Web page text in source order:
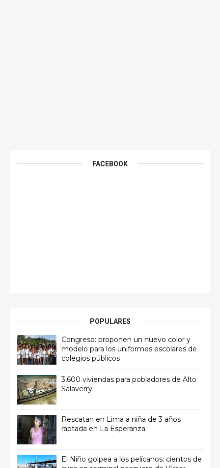
FACEBOOK
POPULARES
Congreso: proponen un nuevo color y
modelo para los uniformes escolares de
colegios públicos
3,600 viviendas para pobladores de Alto
Salaverry
Rescatan en Lima a niña de 3 años
raptada en La Esperanza
El Niño golpea a los pelícanos: cientos de